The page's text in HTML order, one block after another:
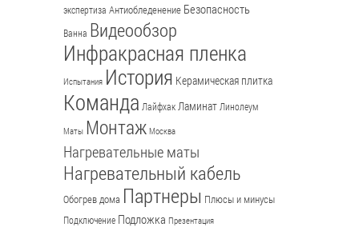
экспертиза Антиобледенение Безопасность
Ванна Видеообзор
Инфракрасная пленка
Испытания История Керамическая плитка
Команда Лайфхак Ламинат Линолеум
Маты Монтаж Москва
Нагревательные маты
Нагревательный кабель
Обогрев дома Партнеры Плюсы и минусы
Подключение Подложка Презентация